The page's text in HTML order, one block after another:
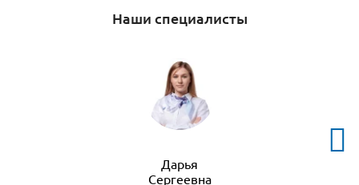
Наши специалисты
Дарья
Сергеевна